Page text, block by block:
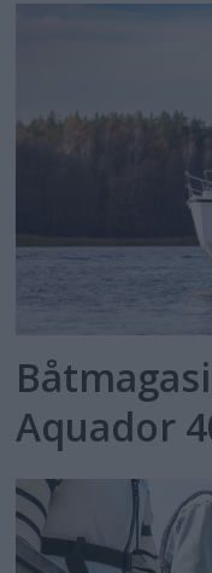
Aquador